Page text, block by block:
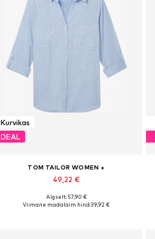
Kurvikas
DEAL
TOM TAILOR WOMEN +
49,22 €
Algselt: 57,90 €
Viimane madalaim hind:39,92 €